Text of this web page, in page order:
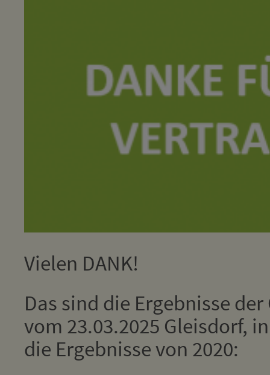
Vielen DANK!
Das sind die Ergebnisse
vom 23.03.2025 Gleisdorf,
die Ergebnisse von 2020: